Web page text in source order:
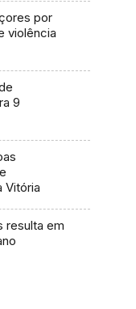
por
violência
9
Vitória
resulta em